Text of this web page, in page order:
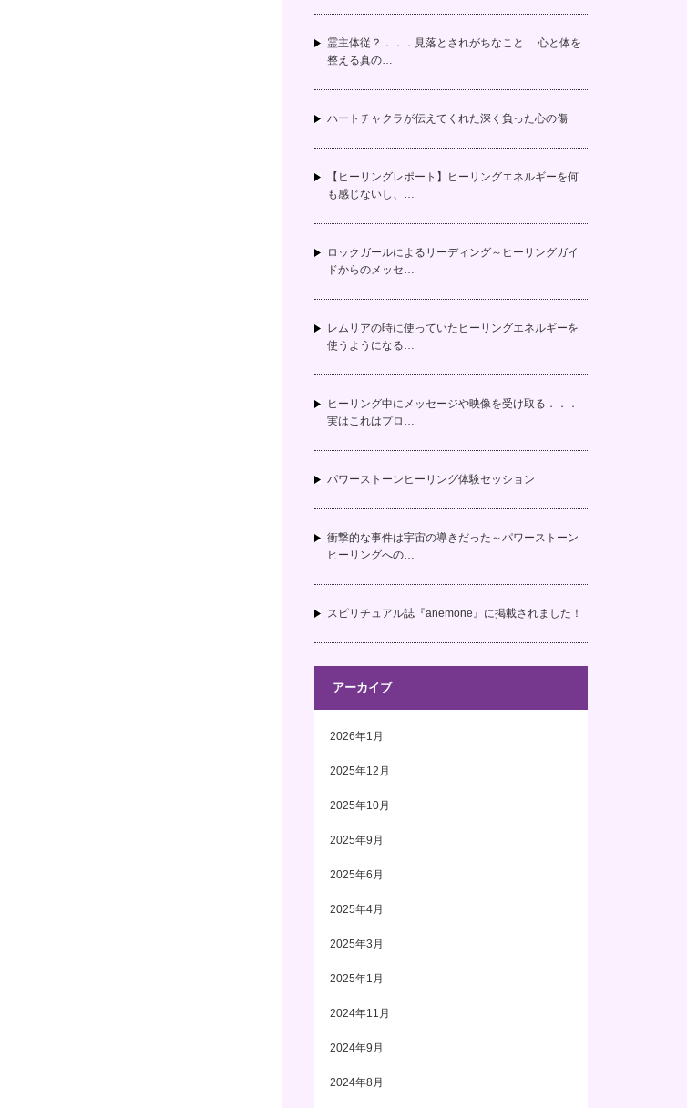
霊主体従？．．．見落とされがちなこと 心と体を
整える真の…
ハートチャクラが伝えてくれた深く負った心の傷
【ヒーリングレポート】ヒーリングエネルギーを何
も感じないし、…
ロックガールによるリーディング～ヒーリングガイ
ドからのメッセ…
レムリアの時に使っていたヒーリングエネルギーを
使うようになる…
ヒーリング中にメッセージや映像を受け取る．．．
実はこれはプロ…
パワーストーンヒーリング体験セッション
衝撃的な事件は宇宙の導きだった～パワーストーン
ヒーリングへの…
スピリチュアル誌『anemone』に掲載されました！
アーカイブ
2026年1月
2025年12月
2025年10月
2025年9月
2025年6月
2025年4月
2025年3月
2025年1月
2024年11月
2024年9月
2024年8月